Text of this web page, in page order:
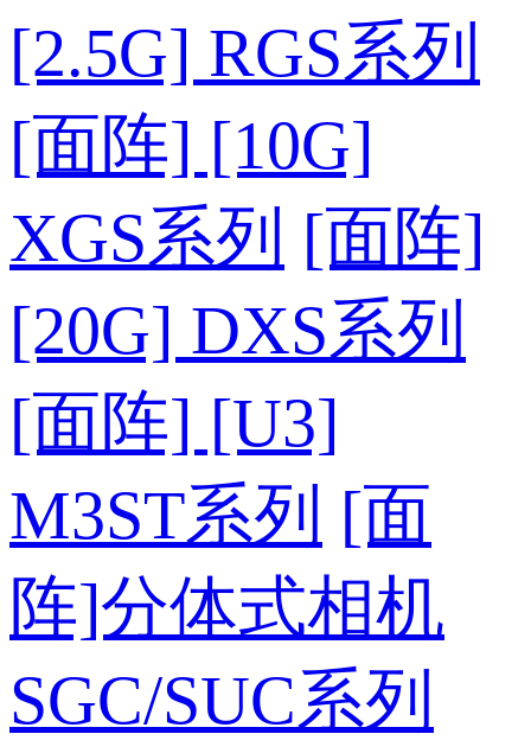
[2.5G] RGS系列
[面阵] [10G]
XGS系列 [面阵]
[20G] DXS系列
[面阵] [U3]
M3ST系列 [面
阵]分体式相机
SGC/SUC系列